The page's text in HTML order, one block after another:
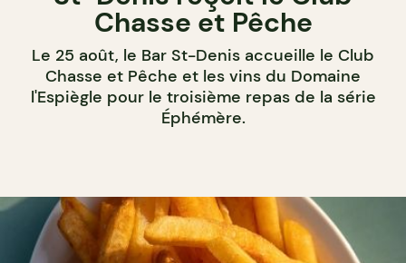
Chasse et Pêche
Le 25 août, le Bar St-Denis accueille le Club
Chasse et Pêche et les vins du Domaine
l'Espiègle pour le troisième repas de la série
Éphémère.